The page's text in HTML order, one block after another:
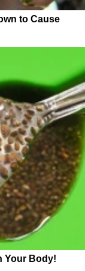
to Cause
Your Body!